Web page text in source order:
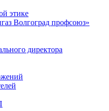
этике
Волгоград профсоюз»
директора